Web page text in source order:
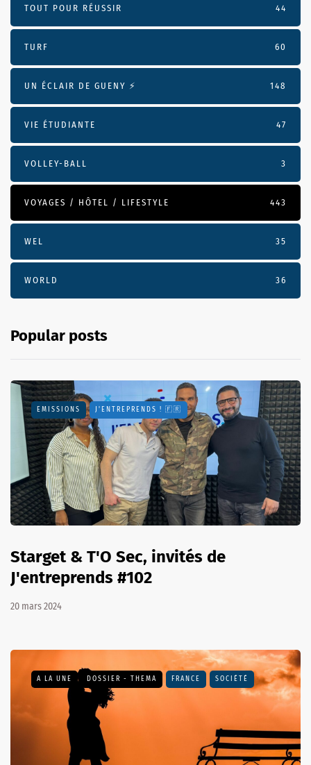
TOUT POUR RÉUSSIR 44
TURF 60
UN ÉCLAIR DE GUENY ⚡️ 148
VIE ÉTUDIANTE 47
VOLLEY-BALL 3
VOYAGES / HÔTEL / LIFESTYLE 443
WEL 35
WORLD 36
Popular posts
EMISSIONS J'ENTREPRENDS ! 🇫🇷
Starget & T'O Sec, invités de
J'entreprends #102
20 mars 2024
A LA UNE DOSSIER - THEMA FRANCE SOCIÉTÉ